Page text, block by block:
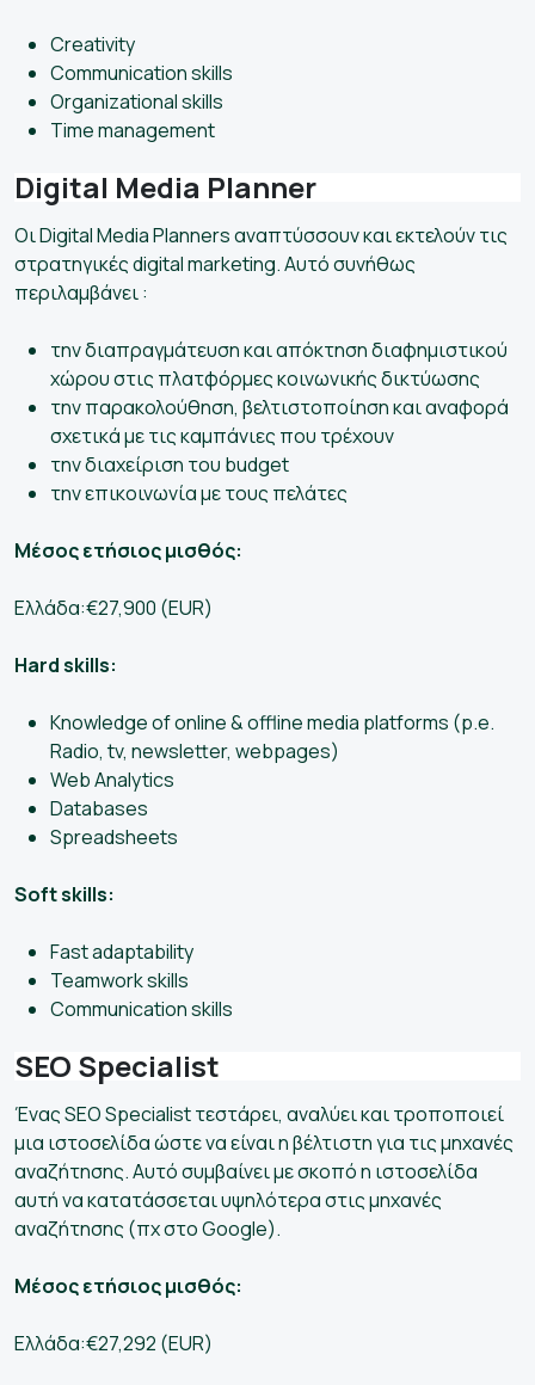
Creativity
Communication skills
Organizational skills
Time management
Digital Media Planner
Οι Digital Media Planners αναπτύσσουν και εκτελούν τις
στρατηγικές digital marketing. Αυτό συνήθως
περιλαμβάνει :
την διαπραγμάτευση και απόκτηση διαφημιστικού
χώρου στις πλατφόρμες κοινωνικής δικτύωσης
την παρακολούθηση, βελτιστοποίηση και αναφορά
σχετικά με τις καμπάνιες που τρέχουν
την διαχείριση του budget
την επικοινωνία με τους πελάτες
Μέσος ετήσιος μισθός:
Ελλάδα:€27,900 (EUR)
Hard skills:
Knowledge of online & offline media platforms (p.e.
Radio, tv, newsletter, webpages)
Web Analytics
Databases
Spreadsheets
Soft skills:
Fast adaptability
Teamwork skills
Communication skills
SEO Specialist
Ένας SEO Specialist τεστάρει, αναλύει και τροποποιεί
μια ιστοσελίδα ώστε να είναι η βέλτιστη για τις μηχανές
αναζήτησης. Αυτό συμβαίνει με σκοπό η ιστοσελίδα
αυτή να κατατάσσεται υψηλότερα στις μηχανές
αναζήτησης (πχ στο Google).
Μέσος ετήσιος μισθός:
Ελλάδα:€27,292 (EUR)